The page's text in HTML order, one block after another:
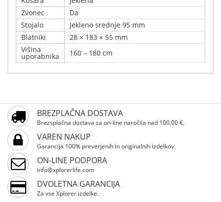
Zvonec
Da
Stojalo
Jekleno srednje 95 mm
Blatniki
28 × 183 × 55 mm
Višina
uporabnika 160 – 180 cm
Samo registrirani uporabniki lahko pišejo ocene.
Prosimo, registrirajte se
Višina uporabnika: 160 – 180 cm Xplorer City bike
VIENNA Beige 28" je popolno mestno kolo za udobno in
varno vožnjo po cestah in kolesarskih poteh. Jekleni okvir
in 28" vilica z 90 mm vzmetenjem zagotavljata stabilnost
in udobje, širok 640 mm krmilo in trden okvir pa
omogočata popoln nadzor. PVC pedala in gumijasti ročaji
zagotavljajo varno prijemanje, aluminijaste V-zavore pa
natančno in zanesljivo zaviranje. Prednji in zadnji jekleni
hubs s pnevmatikami 28×35C zagotavljajo stabilno in
gladko vožnjo. VIENNA Beige 28" je idealna izbira za
BREZPLAČNA DOSTAVA
Brezsplačna dostava za on-line naročila nad 100,00 €.
VAREN NAKUP
Garancija 100% preverjenih in originalnih izdelkov.
ON-LINE PODPORA
info@xplorerlife.com
DVOLETNA GARANCIJA
Za vse Xplorer izdelke.